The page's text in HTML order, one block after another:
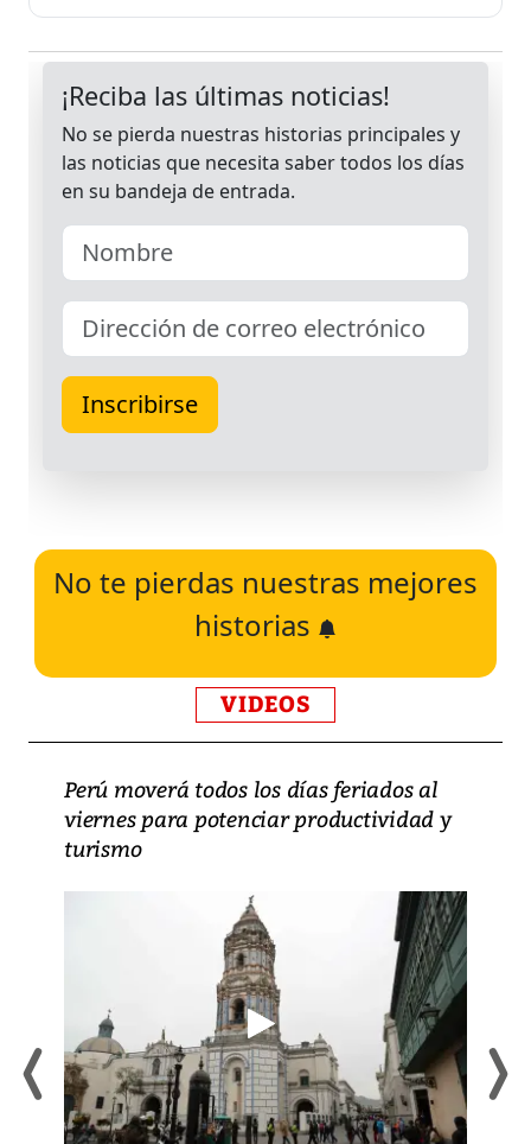
No te pierdas nuestras mejores
historias
VIDEOS
Perú moverá todos los días feriados al
viernes para potenciar productividad y
turismo